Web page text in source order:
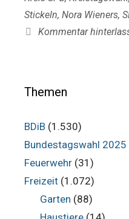
Stickeln, Nora Wieners,
Kommentar
Themen
BDiB (1.530)
Bundestagswahl 2025
Feuerwehr (31)
Freizeit (1.072)
Garten (88)